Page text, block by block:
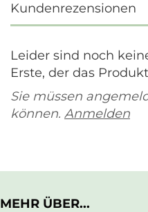
Kundenrezensionen
Leider sind noch
Erste, der das
Sie müssen
können. Anmelden
MEHR ÜBER...